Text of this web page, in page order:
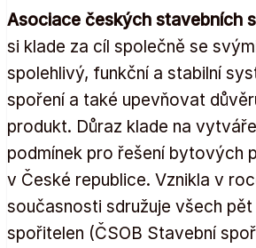
Asociace českých stavebních
si klade za cíl společně se
spolehlivý, funkční a stabilní
spoření a také upevňovat
produkt. Důraz klade na
podmínek pro řešení bytových
v České republice. Vznikla v
současnosti sdružuje všech
spořitelen (ČSOB Stavební